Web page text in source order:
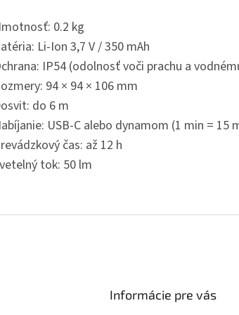
0.2 kg
Li-Ion 3,7 V / 350 mAh
IP54 (odolnosť voči prachu a
94 × 94 × 106 mm
do 6 m
USB-C alebo dynamom (1 min = 15
čas: až 12 h
tok: 50 lm
Informácie pre vás